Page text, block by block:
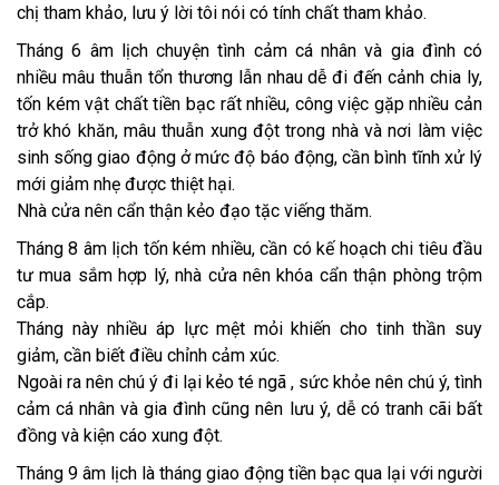
chị tham khảo, lưu ý lời tôi nói có tính chất tham khảo.
Tháng 6 âm lịch chuyện tình cảm cá nhân và gia đình có
nhiều mâu thuẫn tổn thương lẫn nhau dễ đi đến cảnh chia ly,
tốn kém vật chất tiền bạc rất nhiều, công việc gặp nhiều cản
trở khó khăn, mâu thuẫn xung đột trong nhà và nơi làm việc
sinh sống giao động ở mức độ báo động, cần bình tĩnh xử lý
mới giảm nhẹ được thiệt hại.
Nhà cửa nên cẩn thận kẻo đạo tặc viếng thăm.
Tháng 8 âm lịch tốn kém nhiều, cần có kế hoạch chi tiêu đầu
tư mua sắm hợp lý, nhà cửa nên khóa cẩn thận phòng trộm
cắp.
Tháng này nhiều áp lực mệt mỏi khiến cho tinh thần suy
giảm, cần biết điều chỉnh cảm xúc.
Ngoài ra nên chú ý đi lại kẻo té ngã , sức khỏe nên chú ý, tình
cảm cá nhân và gia đình cũng nên lưu ý, dễ có tranh cãi bất
đồng và kiện cáo xung đột.
Tháng 9 âm lịch là tháng giao động tiền bạc qua lại với người